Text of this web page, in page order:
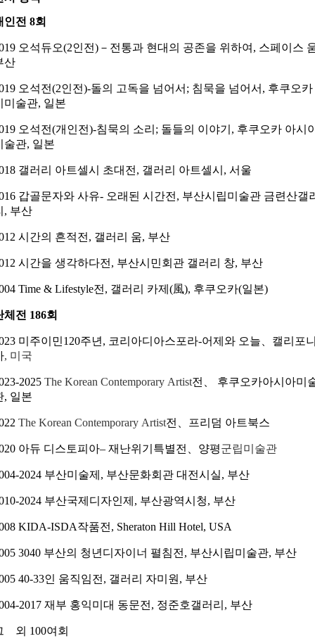
인전 8회
오석듀오(2인전)－전통과 현대의 공존을 위하여 , 스페이스
산
오석전(2인전)-돌의 고독을 넘어서; 침묵을 넘어서, 후쿠오카
미술관, 일본
오석전(개인전)-침묵의 소리; 돌들의 이야기, 후쿠오카 아시
술관, 일본
갤러리 아트셀시 초대전, 갤러리 아트셀시, 서울
갑골문자와 사유- 오래된 시간전, 부산시립미술관 금련산갤
, 부산
시간의 흔적전, 갤러리 움, 부산
시간을 생각하다전, 부산시민회관 갤러리 창, 부산
Time & Lifestyle전, 갤러리 카제(風), 후쿠오카(일본)
체전 186회
미주이 민120주년, 코리아디아스포라-어제와 오늘、캘리포
, 미 국
2025The Korean Contemporary Artist전、 후쿠오카아시아미
, 일본
The Korean Contemporary Artist전、프리덤 아트북스
아듀 디스토피아– 재난위기특별전、양평군립미술관
2024 부산미술제, 부산문화회관 대전시실, 부산
2024 부산국제디자인제, 부산광역시청, 부산
KIDA-ISDA작품전, Sheraton Hill Hotel, USA
3040 부산의 청년디자이너 펼침전, 부산시립미술관, 부산
40-33인 움직임전, 갤러리 자미원, 부산
2017 재부 홍익미대 동문전, 정준호갤러리, 부산
외 100여회